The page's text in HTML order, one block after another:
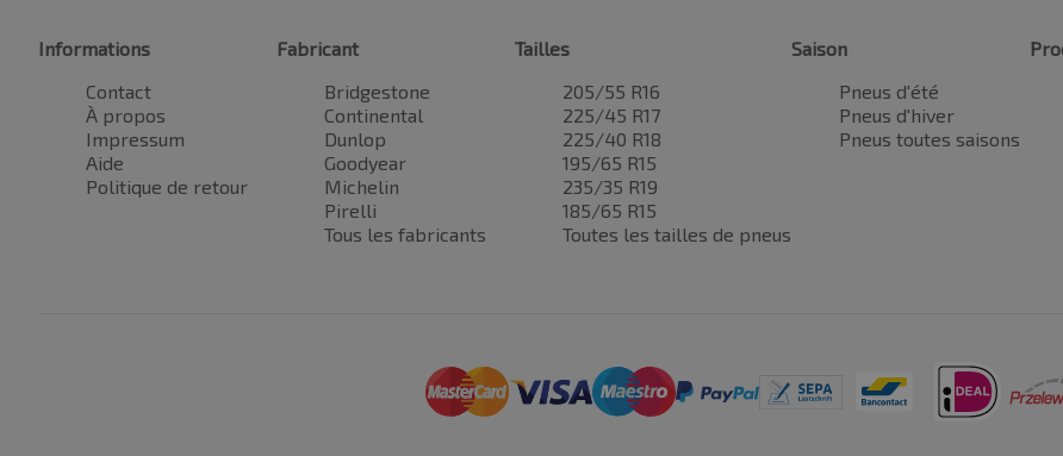
Informations
Contact
À propos
Impressum
Aide
Politique de retour
Fabricant
Bridgestone
Continental
Dunlop
Goodyear
Michelin
Pirelli
Tous les fabricants
Tailles
205/55 R16
225/45 R17
225/40 R18
195/65 R15
235/35 R19
185/65 R15
Toutes les tailles de pneus
Saison
Pneus d'été
Pneus d'hiver
Pneus toutes saisons